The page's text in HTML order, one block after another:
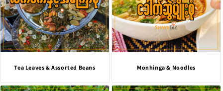
Tea Leaves & Assorted Beans Monhinga & Noodles